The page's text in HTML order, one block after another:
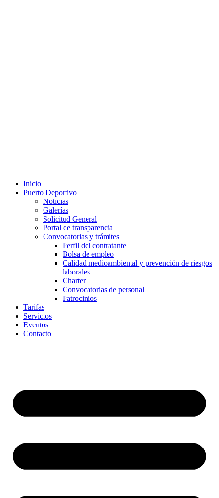
Inicio
Puerto Deportivo
Noticias
Galerías
Solicitud General
Portal de transparencia
Convocatorias y trámites
Perfil del contratante
Bolsa de empleo
Calidad medioambiental y prevención de riesgos
laborales
Charter
Convocatorias de personal
Patrocinios
Tarifas
Servicios
Eventos
Contacto